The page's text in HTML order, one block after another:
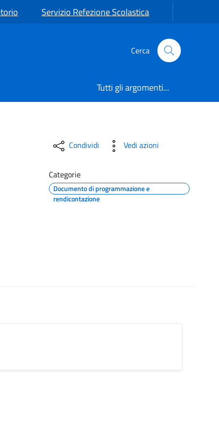
Servizio Refezione Scolastica
Cerca
Tutti gli argomenti...
PER LA
Condividi Vedi azioni
Categorie
Documento di programmazione e
rendicontazione